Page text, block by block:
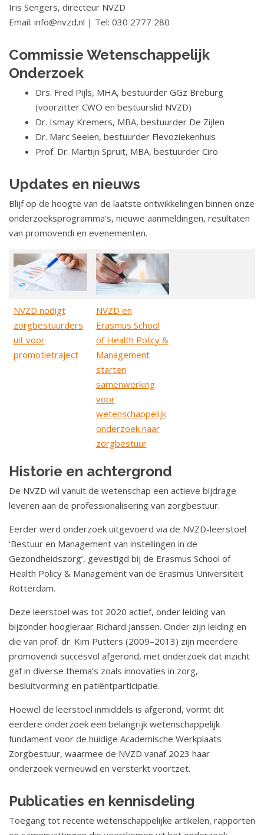
Iris Sengers, directeur NVZD
Email: info@nvzd.nl | Tel: 030 2777 280
Commissie Wetenschappelijk
Onderzoek
Drs. Fred Pijls, MHA, bestuurder GGz Breburg
(voorzitter CWO en bestuurslid NVZD)
Dr. Ismay Kremers, MBA, bestuurder De Zijlen
Dr. Marc Seelen, bestuurder Flevoziekenhuis
Prof. Dr. Martijn Spruit, MBA, bestuurder Ciro
Updates en nieuws
Blijf op de hoogte van de laatste ontwikkelingen binnen onze
onderzoeksprogramma’s, nieuwe aanmeldingen, resultaten
van promovendi en evenementen.
NVZD nodigt
zorgbestuurders
uit voor
promotietraject
NVZD en
Erasmus School
of Health Policy &
Management
starten
samenwerking
voor
wetenschappelijk
onderzoek naar
zorgbestuur
Historie en achtergrond
De NVZD wil vanuit de wetenschap een actieve bijdrage
leveren aan de professionalisering van zorgbestuur.
Eerder werd onderzoek uitgevoerd via de NVZD-leerstoel
‘Bestuur en Management van instellingen in de
Gezondheidszorg’, gevestigd bij de Erasmus School of
Health Policy & Management van de Erasmus Universiteit
Rotterdam.
Deze leerstoel was tot 2020 actief, onder leiding van
bijzonder hoogleraar Richard Janssen. Onder zijn leiding en
die van prof. dr. Kim Putters (2009–2013) zijn meerdere
promovendi succesvol afgerond, met onderzoek dat inzicht
gaf in diverse thema’s zoals innovaties in zorg,
besluitvorming en patiëntparticipatie.
Hoewel de leerstoel inmiddels is afgerond, vormt dit
eerdere onderzoek een belangrijk wetenschappelijk
fundament voor de huidige Academische Werkplaats
Zorgbestuur, waarmee de NVZD vanaf 2023 haar
onderzoek vernieuwd en versterkt voortzet.
Publicaties en kennisdeling
Toegang tot recente wetenschappelijke artikelen, rapporten